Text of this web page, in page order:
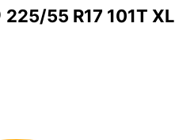
225/55 R17 101T XL